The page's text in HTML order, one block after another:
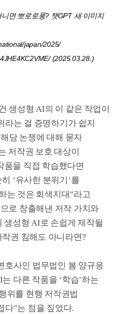
리자가 다른 명작과
트 인 더 월드>도
로 제작했다
기대와 우려가
영상 제작은 활발하게
의 양익준 감독은 함께
함께 4월부터 차기작
사회에서 최초로
야기다. <라파엘> 제작
미드저니, 클링,
감독은 “전체 분량을
메이션이 극장 개봉을
도 처음일 것”이라며